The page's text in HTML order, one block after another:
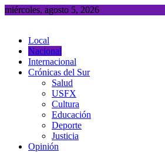
Saltar
miércoles, agosto 5, 2026
Local
Nacional
Internacional
Crónicas del Sur
Salud
USFX
Cultura
Educación
Deporte
Justicia
Opinión